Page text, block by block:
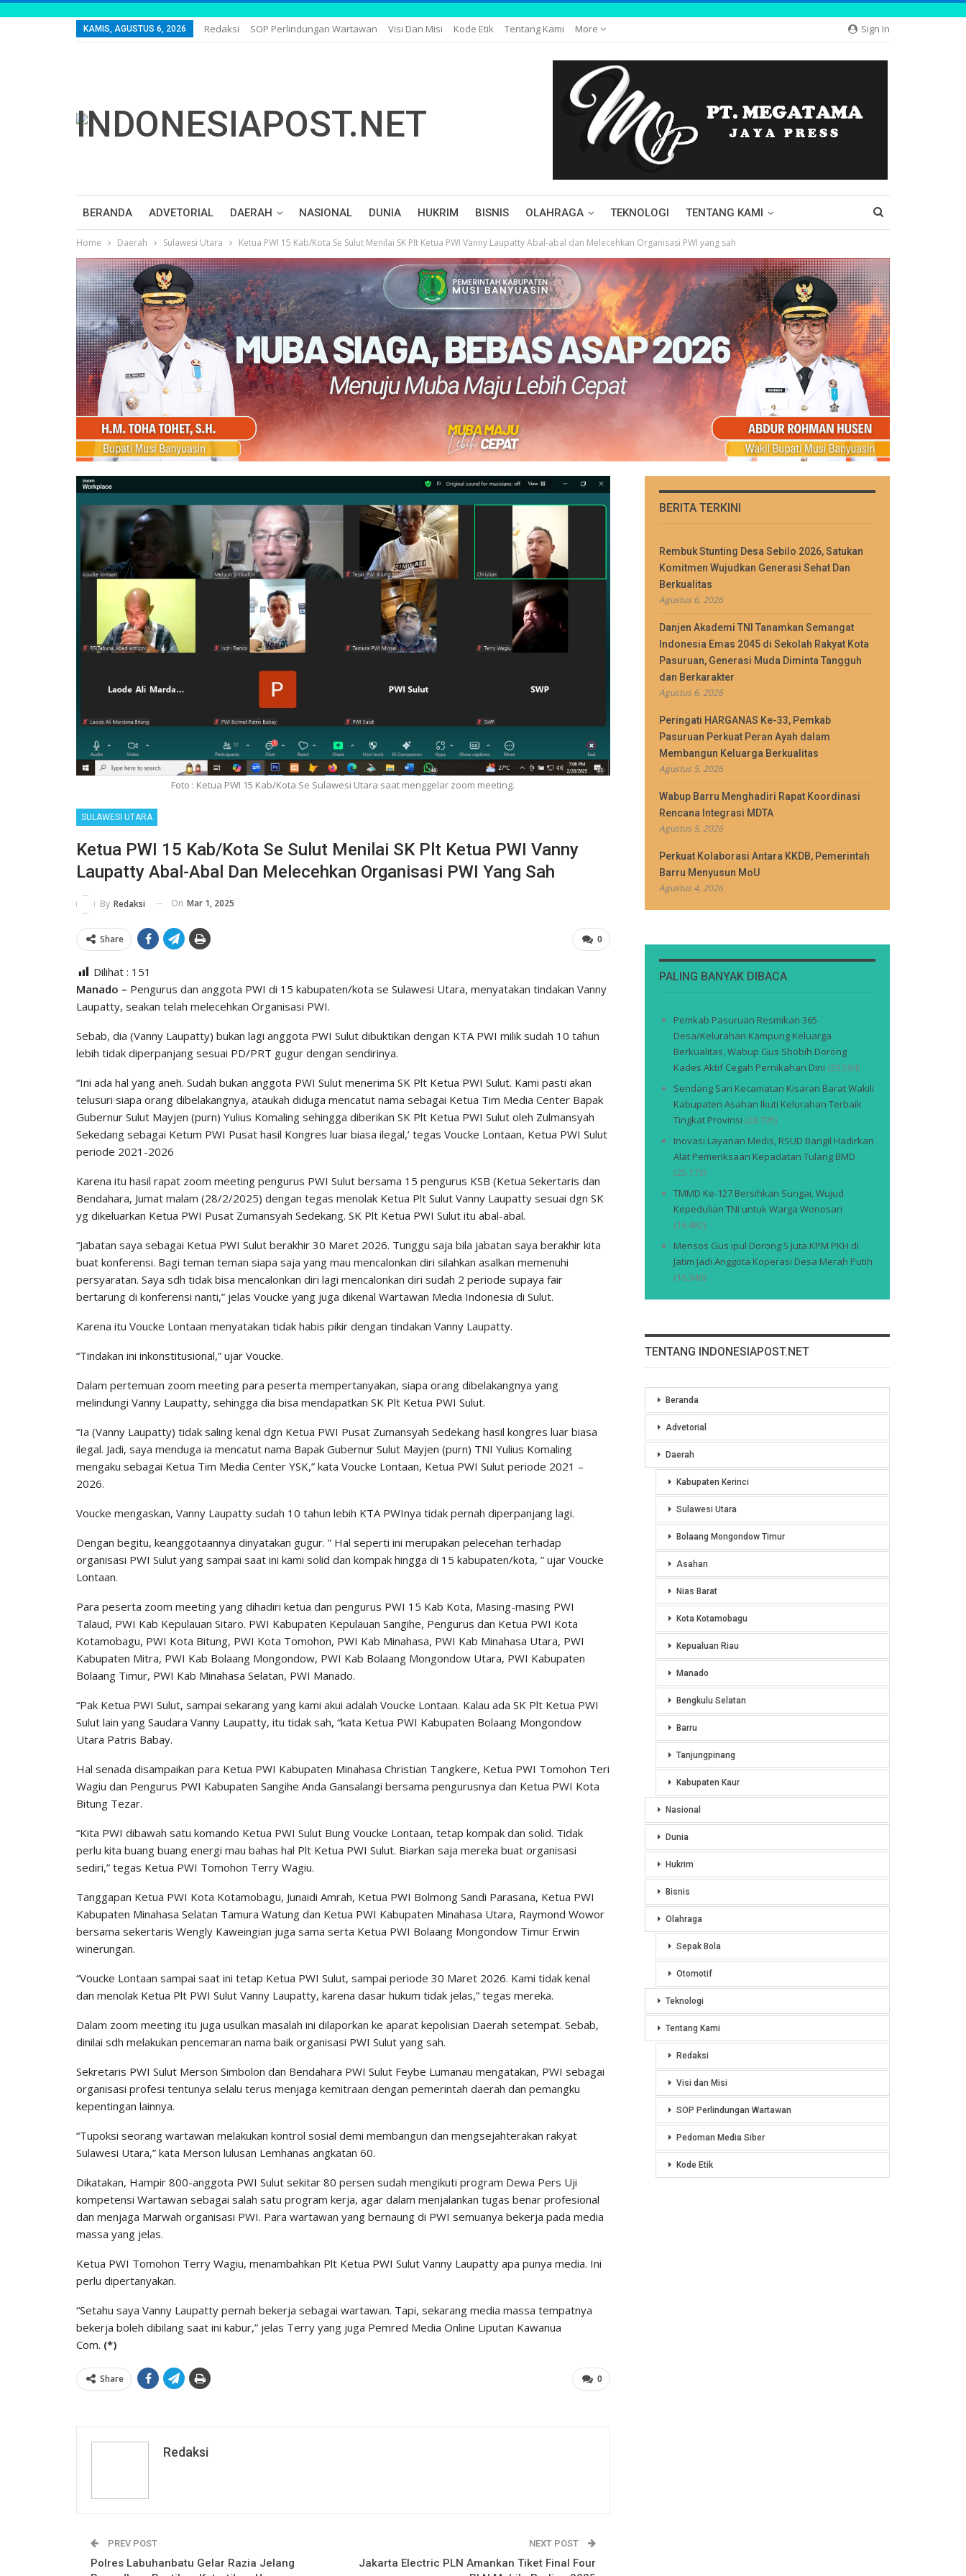
Sign In
KAMIS, AGUSTUS 6, 2026 Redaksi SOP Perlindungan Wartawan Visi Dan Misi Kode Etik Tentang Kami More
BERANDA ADVETORIAL DAERAH NASIONAL DUNIA HUKRIM BISNIS OLAHRAGA TEKNOLOGI TENTANG KAMI
Home Daerah Sulawesi Utara Ketua PWI 15 Kab/Kota Se Sulut Menilai SK Plt Ketua PWI Vanny Laupatty Abal-abal dan Melecehkan Organisasi PWI yang sah
Foto : Ketua PWI 15 Kab/Kota Se Sulawesi Utara saat menggelar zoom meeting.
SULAWESI UTARA
Ketua PWI 15 Kab/Kota Se Sulut Menilai SK Plt Ketua PWI Vanny
Laupatty Abal-Abal Dan Melecehkan Organisasi PWI Yang Sah
By Redaksi On Mar 1, 2025
0
Share
Dilihat : 151
Manado – Pengurus dan anggota PWI di 15 kabupaten/kota se Sulawesi Utara, menyatakan tindakan Vanny
Laupatty, seakan telah melecehkan Organisasi PWI.
Sebab, dia (Vanny Laupatty) bukan lagi anggota PWI Sulut dibuktikan dengan KTA PWI milik sudah 10 tahun
lebih tidak diperpanjang sesuai PD/PRT gugur dengan sendirinya.
“Ini ada hal yang aneh. Sudah bukan anggota PWI Sulut menerima SK Plt Ketua PWI Sulut. Kami pasti akan
telusuri siapa orang dibelakangnya, ataukah diduga mencatut nama sebagai Ketua Tim Media Center Bapak
Gubernur Sulut Mayjen (purn) Yulius Komaling sehingga diberikan SK Plt Ketua PWI Sulut oleh Zulmansyah
Sekedang sebagai Ketum PWI Pusat hasil Kongres luar biasa ilegal,’ tegas Voucke Lontaan, Ketua PWI Sulut
periode 2021-2026
Karena itu hasil rapat zoom meeting pengurus PWI Sulut bersama 15 pengurus KSB (Ketua Sekertaris dan
Bendahara, Jumat malam (28/2/2025) dengan tegas menolak Ketua Plt Sulut Vanny Laupatty sesuai dgn SK
yg dikeluarkan Ketua PWI Pusat Zumansyah Sedekang. SK Plt Ketua PWI Sulut itu abal-abal.
“Jabatan saya sebagai Ketua PWI Sulut berakhir 30 Maret 2026. Tunggu saja bila jabatan saya berakhir kita
buat konferensi. Bagi teman teman siapa saja yang mau mencalonkan diri silahkan asalkan memenuhi
persyaratan. Saya sdh tidak bisa mencalonkan diri lagi mencalonkan diri sudah 2 periode supaya fair
bertarung di konferensi nanti,” jelas Voucke yang juga dikenal Wartawan Media Indonesia di Sulut.
Karena itu Voucke Lontaan menyatakan tidak habis pikir dengan tindakan Vanny Laupatty.
“Tindakan ini inkonstitusional,” ujar Voucke.
Dalam pertemuan zoom meeting para peserta mempertanyakan, siapa orang dibelakangnya yang
melindungi Vanny Laupatty, sehingga dia bisa mendapatkan SK Plt Ketua PWI Sulut.
“Ia (Vanny Laupatty) tidak saling kenal dgn Ketua PWI Pusat Zumansyah Sedekang hasil kongres luar biasa
ilegal. Jadi, saya menduga ia mencatut nama Bapak Gubernur Sulut Mayjen (purn) TNI Yulius Komaling
mengaku sebagai Ketua Tim Media Center YSK,” kata Voucke Lontaan, Ketua PWI Sulut periode 2021 –
2026.
Voucke mengaskan, Vanny Laupatty sudah 10 tahun lebih KTA PWInya tidak pernah diperpanjang lagi.
Dengan begitu, keanggotaannya dinyatakan gugur. ” Hal seperti ini merupakan pelecehan terhadap
organisasi PWI Sulut yang sampai saat ini kami solid dan kompak hingga di 15 kabupaten/kota, ” ujar Voucke
Lontaan.
Para peserta zoom meeting yang dihadiri ketua dan pengurus PWI 15 Kab Kota, Masing-masing PWI
Talaud, PWI Kab Kepulauan Sitaro. PWI Kabupaten Kepulauan Sangihe, Pengurus dan Ketua PWI Kota
Kotamobagu, PWI Kota Bitung, PWI Kota Tomohon, PWI Kab Minahasa, PWI Kab Minahasa Utara, PWI
Kabupaten Mitra, PWI Kab Bolaang Mongondow, PWI Kab Bolaang Mongondow Utara, PWI Kabupaten
Bolaang Timur, PWI Kab Minahasa Selatan, PWI Manado.
“Pak Ketua PWI Sulut, sampai sekarang yang kami akui adalah Voucke Lontaan. Kalau ada SK Plt Ketua PWI
Sulut lain yang Saudara Vanny Laupatty, itu tidak sah, “kata Ketua PWI Kabupaten Bolaang Mongondow
Utara Patris Babay.
Hal senada disampaikan para Ketua PWI Kabupaten Minahasa Christian Tangkere, Ketua PWI Tomohon Teri
Wagiu dan Pengurus PWI Kabupaten Sangihe Anda Gansalangi bersama pengurusnya dan Ketua PWI Kota
Bitung Tezar.
“Kita PWI dibawah satu komando Ketua PWI Sulut Bung Voucke Lontaan, tetap kompak dan solid. Tidak
perlu kita buang buang energi mau bahas hal Plt Ketua PWI Sulut. Biarkan saja mereka buat organisasi
sediri,” tegas Ketua PWI Tomohon Terry Wagiu.
Tanggapan Ketua PWI Kota Kotamobagu, Junaidi Amrah, Ketua PWI Bolmong Sandi Parasana, Ketua PWI
Kabupaten Minahasa Selatan Tamura Watung dan Ketua PWI Kabupaten Minahasa Utara, Raymond Wowor
bersama sekertaris Wengly Kaweingian juga sama serta Ketua PWI Bolaang Mongondow Timur Erwin
winerungan.
“Voucke Lontaan sampai saat ini tetap Ketua PWI Sulut, sampai periode 30 Maret 2026. Kami tidak kenal
dan menolak Ketua Plt PWI Sulut Vanny Laupatty, karena dasar hukum tidak jelas,” tegas mereka.
Dalam zoom meeting itu juga usulkan masalah ini dilaporkan ke aparat kepolisian Daerah setempat. Sebab,
dinilai sdh melakukan pencemaran nama baik organisasi PWI Sulut yang sah.
Sekretaris PWI Sulut Merson Simbolon dan Bendahara PWI Sulut Feybe Lumanau mengatakan, PWI sebagai
organisasi profesi tentunya selalu terus menjaga kemitraan dengan pemerintah daerah dan pemangku
kepentingan lainnya.
“Tupoksi seorang wartawan melakukan kontrol sosial demi membangun dan mengsejahterakan rakyat
Sulawesi Utara,” kata Merson lulusan Lemhanas angkatan 60.
Dikatakan, Hampir 800-anggota PWI Sulut sekitar 80 persen sudah mengikuti program Dewa Pers Uji
kompetensi Wartawan sebagai salah satu program kerja, agar dalam menjalankan tugas benar profesional
dan menjaga Marwah organisasi PWI. Para wartawan yang bernaung di PWI semuanya bekerja pada media
massa yang jelas.
Ketua PWI Tomohon Terry Wagiu, menambahkan Plt Ketua PWI Sulut Vanny Laupatty apa punya media. Ini
perlu dipertanyakan.
“Setahu saya Vanny Laupatty pernah bekerja sebagai wartawan. Tapi, sekarang media massa tempatnya
bekerja boleh dibilang saat ini kabur,” jelas Terry yang juga Pemred Media Online Liputan Kawanua
Com. (*)
0
Share
Redaksi
PREV POST
Polres Labuhanbatu Gelar Razia Jelang
NEXT POST
Jakarta Electric PLN Amankan Tiket Final Four
BERITA TERKINI
Rembuk Stunting Desa Sebilo 2026, Satukan
Komitmen Wujudkan Generasi Sehat Dan
Berkualitas
Agustus 6, 2026
Danjen Akademi TNI Tanamkan Semangat
Indonesia Emas 2045 di Sekolah Rakyat Kota
Pasuruan, Generasi Muda Diminta Tangguh
dan Berkarakter
Agustus 6, 2026
Peringati HARGANAS Ke-33, Pemkab
Pasuruan Perkuat Peran Ayah dalam
Membangun Keluarga Berkualitas
Agustus 5, 2026
Wabup Barru Menghadiri Rapat Koordinasi
Rencana Integrasi MDTA
Agustus 5, 2026
Perkuat Kolaborasi Antara KKDB, Pemerintah
Barru Menyusun MoU
Agustus 4, 2026
PALING BANYAK DIBACA
Pemkab Pasuruan Resmikan 365
Desa/Kelurahan Kampung Keluarga
Berkualitas, Wabup Gus Shobih Dorong
Kades Aktif Cegah Pernikahan Dini (29.594)
Sendang Sari Kecamatan Kisaran Barat Wakili
Kabupaten Asahan Ikuti Kelurahan Terbaik
Tingkat Provinsi (28.795)
Inovasi Layanan Medis, RSUD Bangil Hadirkan
Alat Pemeriksaan Kepadatan Tulang BMD
(25.173)
TMMD Ke-127 Bersihkan Sungai, Wujud
Kepedulian TNI untuk Warga Wonosari
(16.482)
Mensos Gus ipul Dorong 5 Juta KPM PKH di
Jatim Jadi Anggota Koperasi Desa Merah Putih
(16.346)
TENTANG INDONESIAPOST.NET
Beranda
Advetorial
Daerah
Kabupaten Kerinci
Sulawesi Utara
Bolaang Mongondow Timur
Asahan
Nias Barat
Kota Kotamobagu
Kepualuan Riau
Manado
Bengkulu Selatan
Barru
Tanjungpinang
Kabupaten Kaur
Nasional
Dunia
Hukrim
Bisnis
Olahraga
Sepak Bola
Otomotif
Teknologi
Tentang Kami
Redaksi
Visi dan Misi
SOP Perlindungan Wartawan
Pedoman Media Siber
Kode Etik